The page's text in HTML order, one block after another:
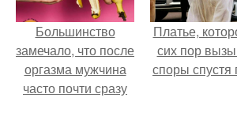
Большинство
замечало, что после
оргазма мужчина
часто почти сразу
Платье,
сих пор
споры спустя